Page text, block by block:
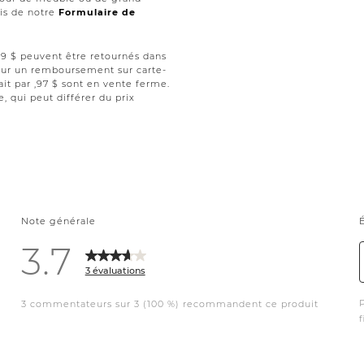
de notre Formulaire de
$ peuvent être retournés dans
un remboursement sur carte-
par ,97 $ sont en vente ferme.
qui peut différer du prix